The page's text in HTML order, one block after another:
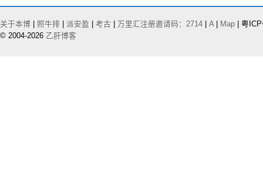
关于本博 照牛排 派安盈 考古 万里汇注册邀请码：2714 A| Map | 粤
© 2004-2026 乙肝博客